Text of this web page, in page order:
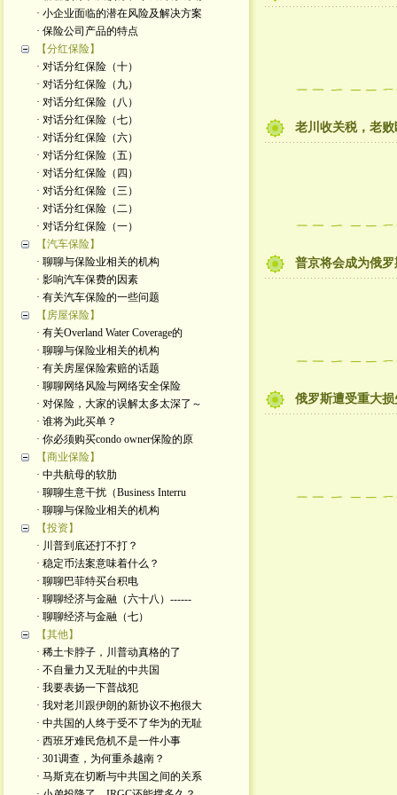
· 小企业面临的潜在风险及解决方案
· 保险公司产品的特点
【分红保险】
· 对话分红保险（十）
· 对话分红保险（九）
· 对话分红保险（八）
· 对话分红保险（七）
· 对话分红保险（六）
· 对话分红保险（五）
· 对话分红保险（四）
· 对话分红保险（三）
· 对话分红保险（二）
· 对话分红保险（一）
【汽车保险】
· 聊聊与保险业相关的机构
· 影响汽车保费的因素
· 有关汽车保险的一些问题
【房屋保险】
· 有关Overland Water Coverage的
· 聊聊与保险业相关的机构
· 有关房屋保险索赔的话题
· 聊聊网络风险与网络安全保险
· 对保险，大家的误解太多太深了～
· 谁将为此买单？
· 你必须购买condo owner保险的原
【商业保险】
· 中共航母的软肋
· 聊聊生意干扰（Business Interru
· 聊聊与保险业相关的机构
【投资】
· 川普到底还打不打？
· 稳定币法案意味着什么？
· 聊聊巴菲特买台积电
· 聊聊经济与金融（六十八）------
· 聊聊经济与金融（七）
【其他】
· 稀土卡脖子，川普动真格的了
· 不自量力又无耻的中共国
· 我要表扬一下普战犯
· 我对老川跟伊朗的新协议不抱很大
· 中共国的人终于受不了华为的无耻
· 西班牙难民危机不是一件小事
· 301调查，为何重杀越南？
· 马斯克在切断与中共国之间的关系
老川收关税，老
普京将会成为俄
俄罗斯遭受重大损